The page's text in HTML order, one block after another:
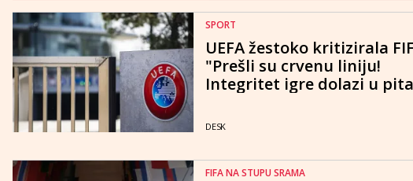
SPORT
UEFA žestoko kritizirala
"Prešli su crvenu liniju!
Integritet igre dolazi u
DESK
FIFA NA STUPU SRAMA